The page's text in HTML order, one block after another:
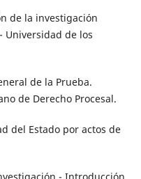
de la investigación
Universidad de los
de la Prueba.
de Derecho Procesal.
del Estado por actos de